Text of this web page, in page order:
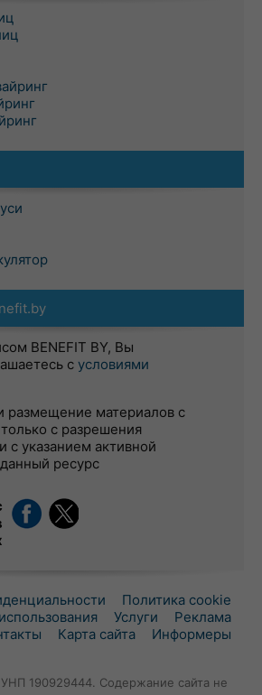
BENEFIT BY, Вы
с условиями
размещение материалов с
с разрешения
с указанием активной
ресурс
Политика cookie
Услуги
Реклама
Карта сайта Информеры
190929444. Содержание сайта не